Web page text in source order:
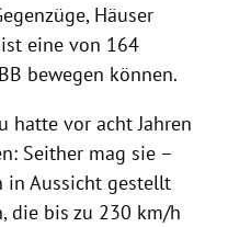
Häuser
eine von 164
bewegen können.
hatte vor acht Jahren
Seither mag sie –
in Aussicht gestellt
die bis zu 230 km/h